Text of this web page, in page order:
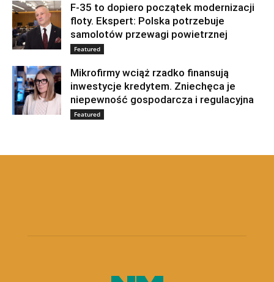
F-35 to dopiero początek modernizacji
floty. Ekspert: Polska potrzebuje
samolotów przewagi powietrznej
Featured
Mikrofirmy wciąż rzadko finansują
inwestycje kredytem. Zniechęca je
niepewność gospodarcza i regulacyjna
Featured